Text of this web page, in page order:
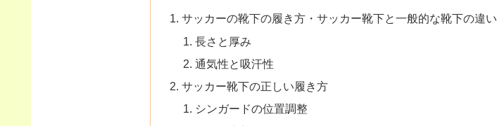
サッカーの靴下の履き方・サッカー靴下と一般的な靴下の違い
長さと厚み
通気性と吸汗性
サッカー靴下の正しい履き方
シンガードの位置調整